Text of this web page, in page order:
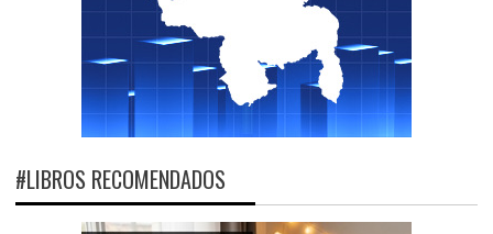
#LIBROS RECOMENDADOS